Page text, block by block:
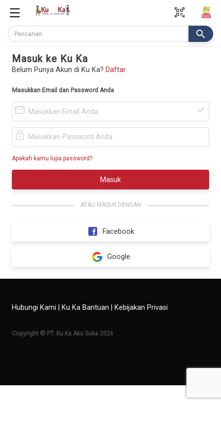
qr_code_scanner
search
Masuk ke Ku Ka
Belum Punya Akun di Ku Ka? Daftar
Masukkan Email dan Password Anda
mail_outline
lock_open
Apakah kamu lupa password?
Masuk
Facebook
Google
Hubungi Kami Ku Ka Bantuan Kebijakan Privasi
Copyright © PT. Ku Ka Aku Suka 2026